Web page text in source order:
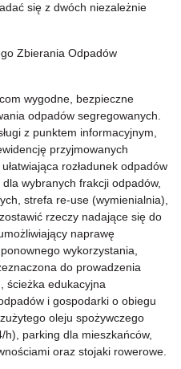
się z dwóch niezależnie
Zbierania Odpadów
wygodne, bezpieczne
odpadów segregowanych.
z punktem informacyjnym,
przyjmowanych
rozładunek odpadów
wybranych frakcji odpadów,
strefa re-use (wymienialnia),
rzeczy nadające się do
naprawę
wykorzystania,
do prowadzenia
ścieżka edukacyjna
i gospodarki o obiegu
oleju spożywczego
parking dla mieszkańców,
oraz stojaki rowerowe.